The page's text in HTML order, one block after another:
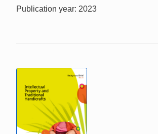
Publication year: 2023